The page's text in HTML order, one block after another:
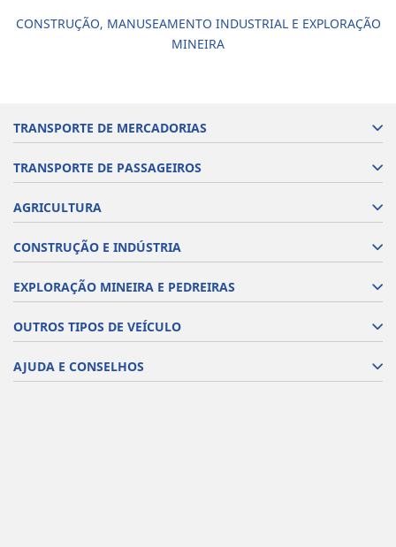
CONSTRUÇÃO, MANUSEAMENTO INDUSTRIAL E EXPLORAÇÃO
MINEIRA
TRANSPORTE DE MERCADORIAS
TRANSPORTE DE PASSAGEIROS
AGRICULTURA
CONSTRUÇÃO E INDÚSTRIA
EXPLORAÇÃO MINEIRA E PEDREIRAS
OUTROS TIPOS DE VEÍCULO
AJUDA E CONSELHOS